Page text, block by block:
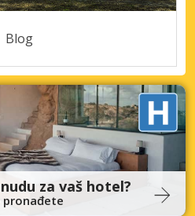
Blog
za vaš hotel?
pronađete